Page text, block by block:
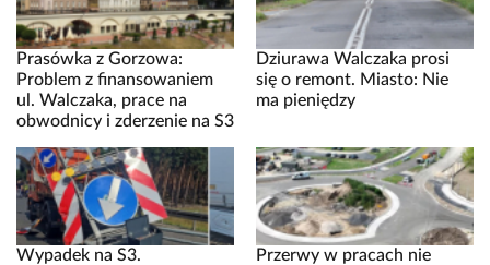
Prasówka z Gorzowa:
Problem z finansowaniem
ul. Walczaka, prace na
obwodnicy i zderzenie na S3
Dziurawa Walczaka prosi
się o remont. Miasto: Nie
ma pieniędzy
Wypadek na S3.
Przerwy w pracach nie